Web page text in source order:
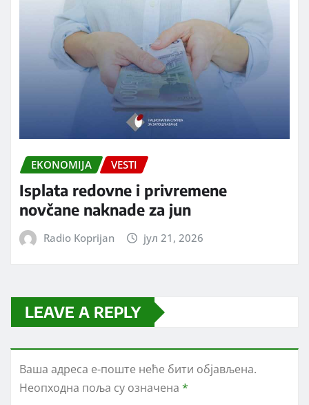
EKONOMIJA VESTI
Isplata redovne i privremene
novčane naknade za jun
Radio Koprijan јул 21, 2026
LEAVE A REPLY
Ваша адреса е-поште неће бити објављена.
Неопходна поља су означена *